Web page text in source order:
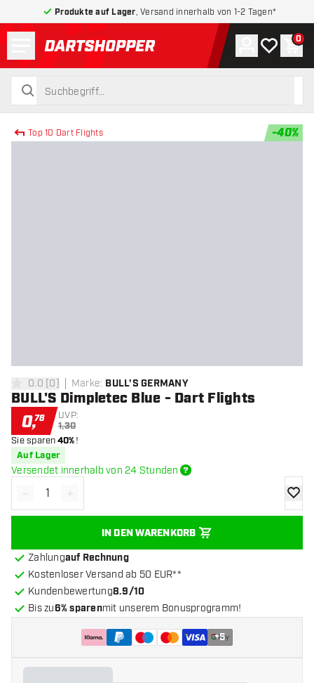
Produkte auf Lager , Versand innerhalb von 1-2 Tagen*
zurück zur Startseite
suchen
suchen
Konto
Meine 0
Top 10 Dart Flights -40%
0 Bewertungssterne
0.0 [0] Marke: BULL'S GERMANY
BULL'S Dimpletec Blue - Dart Flights
0,78 UVP:
1,30
Sie sparen40%!
Auf Lager
Versendet innerhalb von 24 Stunden
Menge verringern
- Menge erhöhen
+
IN DEN WARENKORB
Zur
Zahlungauf Rechnung
Kostenloser Versand ab 50 EUR**
Kundenbewertung8.9/10
Bis zu6% sparenmit unserem Bonusprogramm!
+5